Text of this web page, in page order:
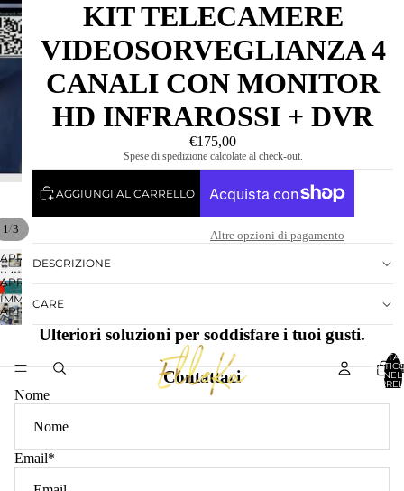
NEL
1/3
APRI
IMMAGINE
A
SCHERMO
INTERO
APRI
IMMAGINE
A
SCHERMO
APRI
IMMAGINE
SCHERMO
KIT TELECAMERE
VIDEOSORVEGLIANZA 4
CANALI CON MONITOR
HD INFRAROSSI + DVR
€175,00
Spese di spedizione calcolate al check-out.
AGGIUNGI AL CARRELLO
Altre opzioni di pagamento
DESCRIZIONE
CARE
Ulteriori soluzioni per soddisfare i tuoi gusti.
Contattaci
Nome
Email*